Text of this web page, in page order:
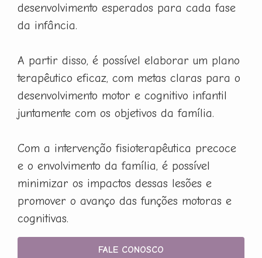
desenvolvimento esperados para cada fase
da infância.
A partir disso, é possível elaborar um plano
terapêutico eficaz, com metas claras para o
desenvolvimento motor e cognitivo infantil
juntamente com os objetivos da família.
Com a intervenção fisioterapêutica precoce
e o envolvimento da família, é possível
minimizar os impactos dessas lesões e
promover o avanço das funções motoras e
cognitivas.
FALE CONOSCO